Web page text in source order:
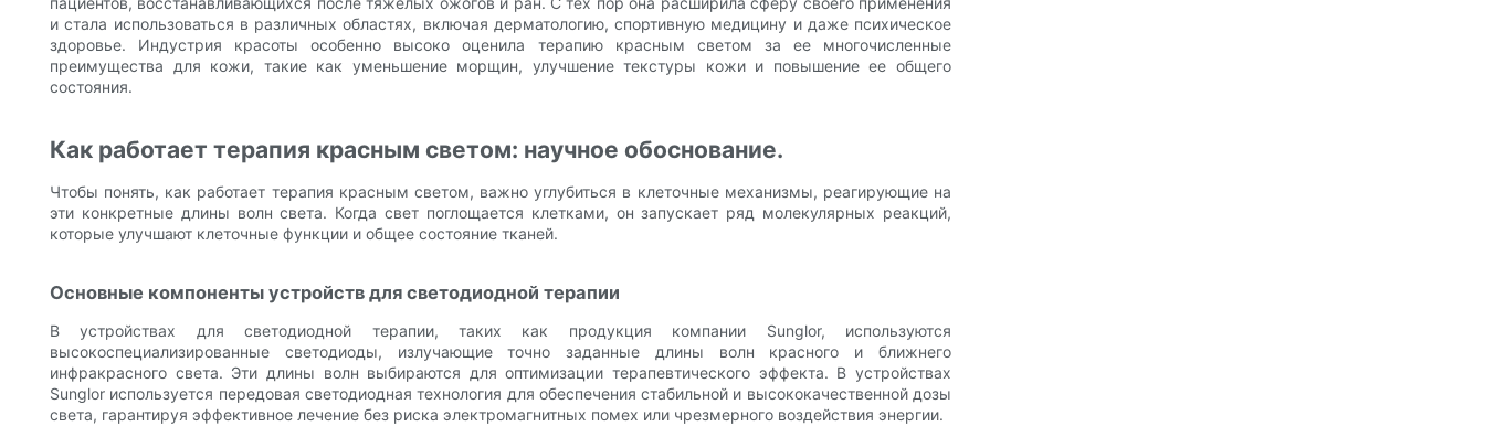
и стала использоваться в различных областях, включая дерматологию, спортивную медицину и даже психическое
здоровье. Индустрия красоты особенно высоко оценила терапию красным светом за ее многочисленные
преимущества для кожи, такие как уменьшение морщин, улучшение текстуры кожи и повышение ее общего
состояния.
Как работает терапия красным светом: научное обоснование.
Чтобы понять, как работает терапия красным светом, важно углубиться в клеточные механизмы, реагирующие на
эти конкретные длины волн света. Когда свет поглощается клетками, он запускает ряд молекулярных реакций,
которые улучшают клеточные функции и общее состояние тканей.
Основные компоненты устройств для светодиодной терапии
В устройствах для светодиодной терапии, таких как продукция компании Sunglor, используются
высокоспециализированные светодиоды, излучающие точно заданные длины волн красного и ближнего
инфракрасного света. Эти длины волн выбираются для оптимизации терапевтического эффекта. В устройствах
Sunglor используется передовая светодиодная технология для обеспечения стабильной и высококачественной дозы
света, гарантируя эффективное лечение без риска электромагнитных помех или чрезмерного воздействия энергии.